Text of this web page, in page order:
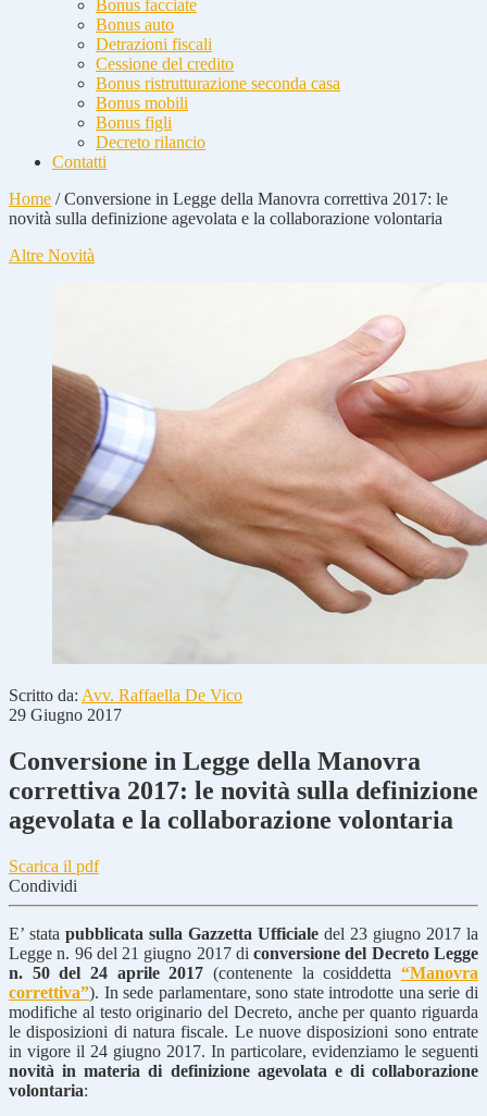
Bonus facciate
Bonus auto
Detrazioni fiscali
Cessione del credito
Bonus ristrutturazione seconda casa
Bonus mobili
Bonus figli
Decreto rilancio
Contatti
Home /Conversione in Legge della Manovra correttiva 2017: le
novità sulla definizione agevolata e la collaborazione volontaria
Altre Novità
Scritto da: Avv. Raffaella De Vico
29 Giugno 2017
Conversione in Legge della Manovra
correttiva 2017: le novità sulla definizione
agevolata e la collaborazione volontaria
Scarica il pdf
Condividi
E’ stata pubblicata sulla Gazzetta Ufficiale del 23 giugno 2017 la
Legge n. 96 del 21 giugno 2017 diconversione del Decreto Legge
n. 50 del 24 aprile 2017 (contenente la cosiddetta“Manovra
correttiva”). In sede parlamentare, sono state introdotte una serie di
modifiche al testo originario del Decreto, anche per quanto riguarda
le disposizioni di natura fiscale. Le nuove disposizioni sono entrate
in vigore il 24 giugno 2017. In particolare, evidenziamo le seguenti
novità in materia di definizione agevolata e di collaborazione
volontaria: